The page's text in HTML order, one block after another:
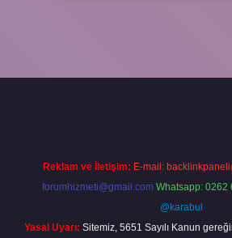
Reklam ve İletişim: E-mail:
forumhizmeti@gmail.com Whatsapp: 0262
@karabul
Yasal Uyarı: Sitemiz, 5651 Sayılı Kanun